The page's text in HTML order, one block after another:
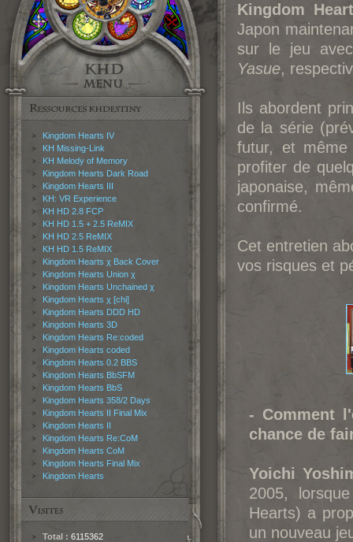
Kingdom Hearts IV
KH Missing-Link
KH Melody of Memory
Kingdom Hearts Dark Road
Kingdom Hearts III
KH: VR Experience
KH HD 2.8 FCP
KH HD 1.5 + 2.5 ReMIX
KH HD 2.5 ReMIX
KH HD 1.5 ReMIX
Kingdom Hearts χ Back Cover
Kingdom Hearts Union χ
Kingdom Hearts Unchained χ
Kingdom Hearts χ [chi]
Kingdom Hearts DDD HD
Kingdom Hearts 3D
Kingdom Hearts Re:coded
Kingdom Hearts coded
Kingdom Hearts 0.2 BBS
Kingdom Hearts BbSFM
Kingdom Hearts BbS
Kingdom Hearts 358/2 Days
Kingdom Hearts II Final Mix
Kingdom Hearts II
Kingdom Hearts Re:CoM
Kingdom Hearts CoM
Kingdom Hearts Final Mix
Kingdom Hearts
Total : 6115362
Kingdom
Japon
sur le jeu
Yasue,
Ils abordent
de la série
futur, et
profiter de
japonaise,
confirmé.
Cet entretien
vos risques et
- Comment
chance de
Yoichi
2005,
Hearts) a
un nouveau